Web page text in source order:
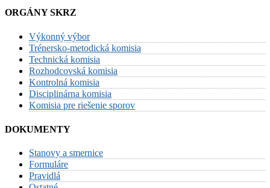
ORGÁNY SKRZ
Výkonný výbor
Trénersko-metodická komisia
Technická komisia
Rozhodcovská komisia
Kontrolná komisia
Disciplinárna komisia
Komisia pre riešenie sporov
DOKUMENTY
Stanovy a smernice
Formuláre
Pravidlá